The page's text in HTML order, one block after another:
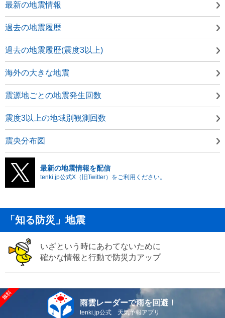
最新の地震情報
過去の地震履歴
過去の地震履歴(震度3以上)
海外の大きな地震
震源地ごとの地震発生回数
震度3以上の地域別観測回数
震央分布図
最新の地震情報を配信
tenki.jp公式X（旧Twitter）をご利用ください。
「知る防災」地震
いざという時にあわてないために
確かな情報と行動で防災力アップ
雨雲レーダーで雨を回避！
tenki.jp公式 天気予報アプリ